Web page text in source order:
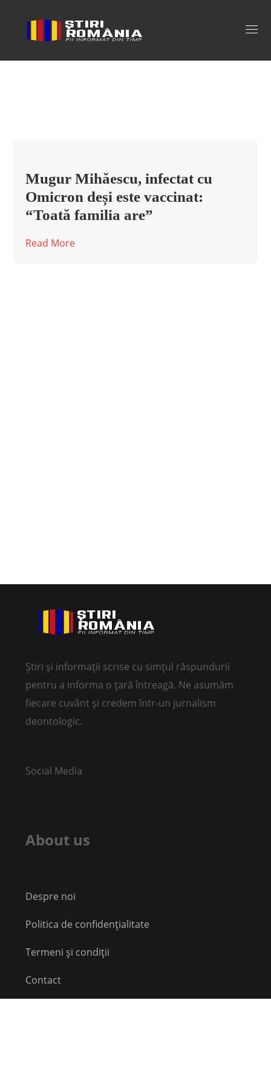
mugur mihaescu omicron Tag
Mugur Mihăescu, infectat cu
Omicron deși este vaccinat:
“Toată familia are”
Read More
Știri și informații scrise cu simțul răspundurii
pentru a informa o țară întreagă. Ne asumăm
fiecare cuvânt și credem într-un jurnalism
deontologic.
Social Media
About us
Despre noi
Politica de confidențialitate
Termeni și condiții
Contact